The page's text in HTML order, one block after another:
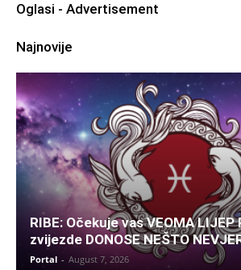
Oglasi - Advertisement
Najnovije
RIBE: Očekuje vas VEOMA LIJEP
zvijezde DONOSE NEŠTO
Portal - August 7, 2026